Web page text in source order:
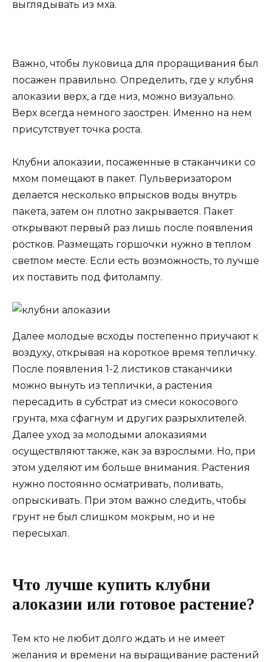
выглядывать из мха.
Важно, чтобы луковица для проращивания был
посажен правильно. Определить, где у клубня
алоказии верх, а где низ, можно визуально.
Верх всегда немного заострен. Именно на нем
присутствует точка роста.
Клубни алоказии, посаженные в стаканчики со
мхом помещают в пакет. Пульверизатором
делается несколько впрысков воды внутрь
пакета, затем он плотно закрывается. Пакет
открывают первый раз лишь после появления
ростков. Размещать горшочки нужно в теплом
светлом месте. Если есть возможность, то лучше
их поставить под фитолампу.
Далее молодые всходы постепенно приучают к
воздуху, открывая на короткое время тепличку.
После появления 1-2 листиков стаканчики
можно вынуть из теплички, а растения
пересадить в субстрат из смеси кокосового
грунта, мха сфагнум и других разрыхлителей.
Далее уход за молодыми алоказиями
осуществляют также, как за взрослыми. Но, при
этом уделяют им больше внимания. Растения
нужно постоянно осматривать, поливать,
опрыскивать. При этом важно следить, чтобы
грунт не был слишком мокрым, но и не
пересыхал.
Что лучше купить клубни
алоказии или готовое растение?
Тем кто не любит долго ждать и не имеет
желания и времени на выращивание растений